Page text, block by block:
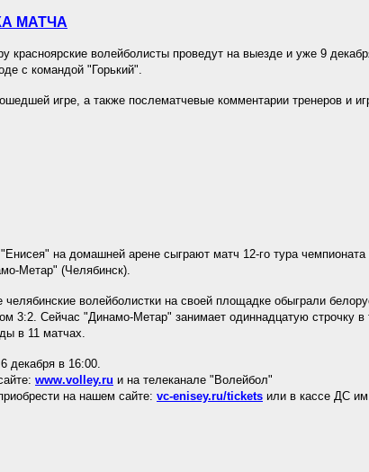
МАТЧА
красноярские волейболисты проведут на выезде и уже 9
с командой "Горький".
игре, а также послематчевые комментарии тренеров и
на домашней арене сыграют матч 12-го тура
Метар" (Челябинск).
волейболистки на своей площадке обыграли
3:2. Сейчас "Динамо-Метар" занимает одиннадцатую строчку в
в 11 матчах.
декабря в 16:00.
www.volley.ru и на телеканале "Волейбол"
на нашем сайте: vc-enisey.ru/tickets или в кассе ДС